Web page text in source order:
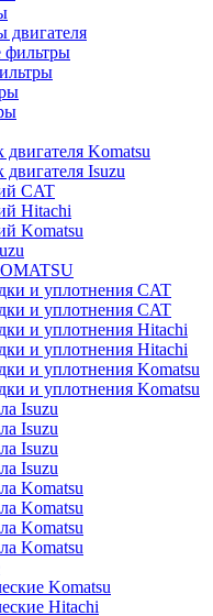
двигателя
фильтры
Komatsu
Isuzu
CAT
Hitachi
Komatsu
и уплотнения CAT
и уплотнения CAT
и уплотнения Hitachi
и уплотнения Hitachi
и уплотнения Komatsu
и уплотнения Komatsu
Isuzu
Isuzu
Isuzu
Isuzu
Komatsu
Komatsu
Komatsu
Komatsu
Komatsu
Hitachi